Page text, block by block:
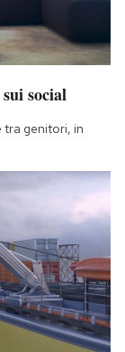
social
tra genitori, in